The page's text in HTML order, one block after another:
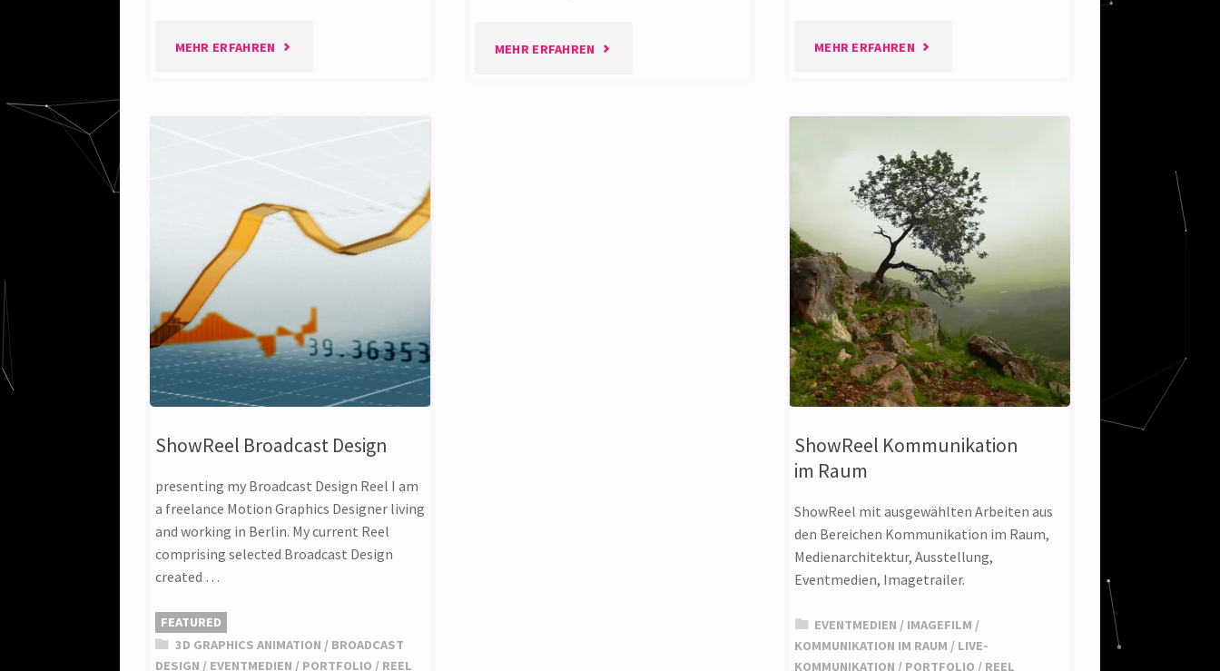
MEHR ERFAHREN "LIVE- MEHR ERFAHREN "MOTION MEHR ERFAHREN"TECHNICAL
ShowReel Broadcast Design
presenting my Broadcast Design Reel I am
a freelance Motion Graphics Designer living
and working in Berlin. My current Reel
comprising selected Broadcast Design
created …
FEATURED
3D GRAPHICS ANIMATION / BROADCAST
DESIGN / EVENTMEDIEN / PORTFOLIO / REEL
ShowReel Kommunikation
im Raum
ShowReel mit ausgewählten Arbeiten aus
den Bereichen Kommunikation im Raum,
Medienarchitektur, Ausstellung,
Eventmedien, Imagetrailer.
EVENTMEDIEN / IMAGEFILM /
KOMMUNIKATION IM RAUM / LIVE-
KOMMUNIKATION / PORTFOLIO / REEL